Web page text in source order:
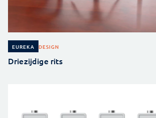
EUREKA DESIGN
Driezijdige rits